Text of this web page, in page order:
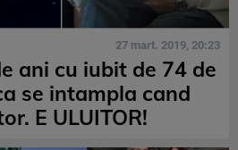
27 mart. 2019, 20:23
ani cu iubit de 74 de
se intampla cand
E ULUITOR!